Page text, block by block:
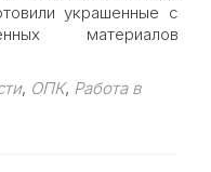
украшенные с
материалов
, ОПК, Работа в